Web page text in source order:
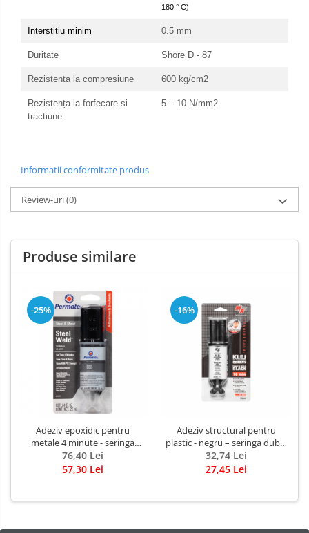
180 ° C)
Interstitiu minim 0.5 mm
Duritate Shore D - 87
Rezistenta la compresiune 600 kg/cm2
Rezistența la forfecare si
tractiune
5 – 10 N/mm2
Informatii conformitate produs
Review-uri(0)
Produse similare
-25%
Adeziv epoxidic pentru
metale 4 minute - seringa
dubla 25 ml
76,40 Lei
57,30 Lei
-16%
Adeziv structural pentru
plastic - negru – seringa dubla
25 ml
32,74 Lei
27,45 Lei